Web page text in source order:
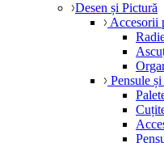
Desen și Pictură
Accesorii
Pensule